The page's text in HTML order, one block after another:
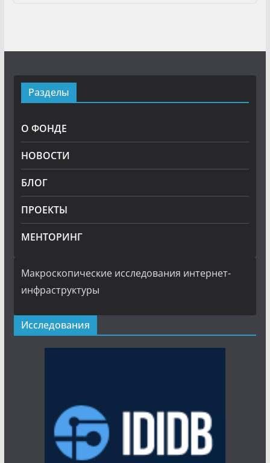
Разделы
О ФОНДЕ
НОВОСТИ
БЛОГ
ПРОЕКТЫ
МЕНТОРИНГ
Макроскопические исследования интернет-
инфраструктуры
Исследования